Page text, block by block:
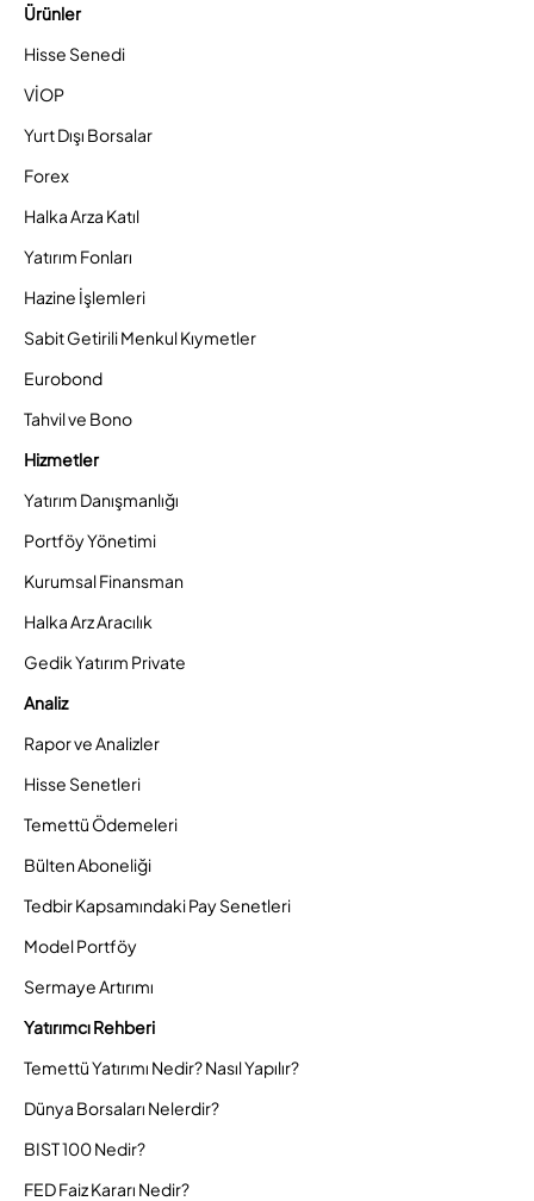
Ürünler
Hisse Senedi
VİOP
Yurt Dışı Borsalar
Forex
Halka Arza Katıl
Yatırım Fonları
Hazine İşlemleri
Sabit Getirili Menkul Kıymetler
Eurobond
Tahvil ve Bono
Hizmetler
Yatırım Danışmanlığı
Portföy Yönetimi
Kurumsal Finansman
Halka Arz Aracılık
Gedik Yatırım Private
Analiz
Rapor ve Analizler
Hisse Senetleri
Temettü Ödemeleri
Bülten Aboneliği
Tedbir Kapsamındaki Pay Senetleri
Model Portföy
Sermaye Artırımı
Yatırımcı Rehberi
Temettü Yatırımı Nedir? Nasıl Yapılır?
Dünya Borsaları Nelerdir?
BIST 100 Nedir?
FED Faiz Kararı Nedir?